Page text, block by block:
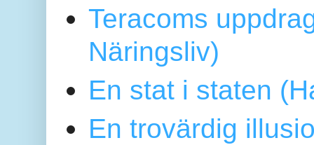
Teracoms
Näringsliv)
En stat i staten
En trovärdig